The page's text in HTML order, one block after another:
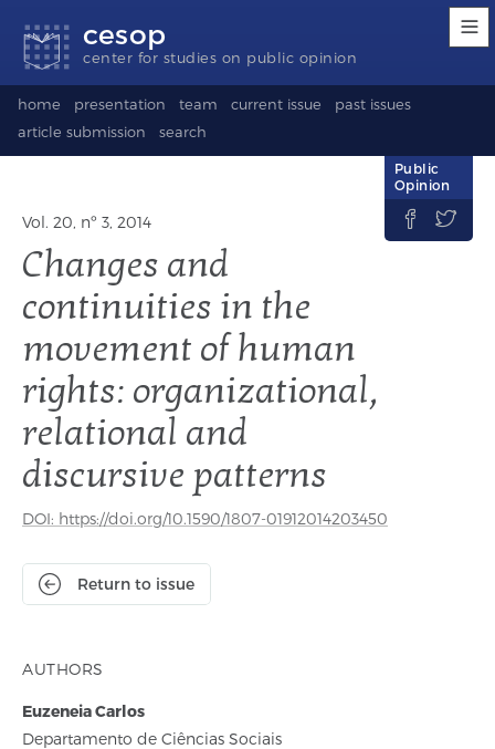
links
content
footer
selection
(Seletor
idioma)
cesop
center for studies on public opinion
home presentation team current issue
past issues
article submission
search
Vol. 20, nº 3, 2014
Changes and
continuities in the
movement of human
rights: organizational,
relational and
discursive patterns
DOI: https://doi.org/10.1590/1807-01912014203450
Return to issue
Public
Opinion
 
AUTHORS
Euzeneia Carlos
Departamento de Ciências Sociais